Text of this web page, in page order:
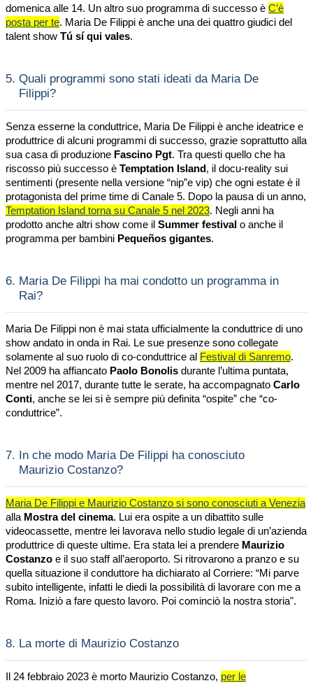
domenica alle 14. Un altro suo programma di successo è C’è
posta per te. Maria De Filippi è anche una dei quattro giudici del
talent show Tú sí qui vales.
5. Quali programmi sono stati ideati da Maria De
Filippi?
Senza esserne la conduttrice, Maria De Filippi è anche ideatrice e
produttrice di alcuni programmi di successo, grazie soprattutto alla
sua casa di produzione Fascino Pgt. Tra questi quello che ha
riscosso più successo è Temptation Island, il docu-reality sui
sentimenti (presente nella versione “nip”e vip) che ogni estate è il
protagonista del prime time di Canale 5. Dopo la pausa di un anno,
Temptation Island torna su Canale 5 nel 2023. Negli anni ha
prodotto anche altri show come il Summer festival o anche il
programma per bambini Pequeños gigantes.
6. Maria De Filippi ha mai condotto un programma in
Rai?
Maria De Filippi non è mai stata ufficialmente la conduttrice di uno
show andato in onda in Rai. Le sue presenze sono collegate
solamente al suo ruolo di co-conduttrice al Festival di Sanremo.
Nel 2009 ha affiancato Paolo Bonolis durante l’ultima puntata,
mentre nel 2017, durante tutte le serate, ha accompagnato Carlo
Conti, anche se lei si è sempre più definita “ospite” che “co-
conduttrice”.
7. In che modo Maria De Filippi ha conosciuto
Maurizio Costanzo?
Maria De Filippi e Maurizio Costanzo si sono conosciuti a Venezia
alla Mostra del cinema. Lui era ospite a un dibattito sulle
videocassette, mentre lei lavorava nello studio legale di un’azienda
produttrice di queste ultime. Era stata lei a prendere Maurizio
Costanzo e il suo staff all’aeroporto. Si ritrovarono a pranzo e su
quella situazione il conduttore ha dichiarato al Corriere: “Mi parve
subito intelligente, infatti le diedi la possibilità di lavorare con me a
Roma. Iniziò a fare questo lavoro. Poi cominciò la nostra storia".
8. La morte di Maurizio Costanzo
Il 24 febbraio 2023 è morto Maurizio Costanzo, per le